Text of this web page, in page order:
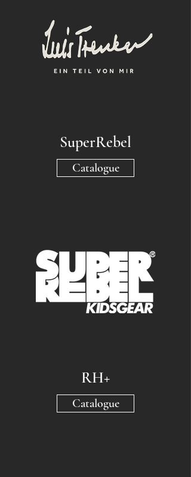
SuperRebel
Catalogue
RH+
Catalogue